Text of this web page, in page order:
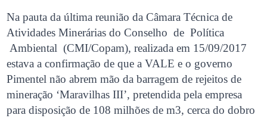
Na pauta da última reunião da Câmara Técnica de
Atividades Minerárias do Conselho de Política
Ambiental (CMI/Copam), realizada em 15/09/2017
estava a confirmação de que a VALE e o governo
Pimentel não abrem mão da barragem de rejeitos de
mineração ‘Maravilhas III’, pretendida pela empresa
para disposição de 108 milhões de m3, cerca do dobro